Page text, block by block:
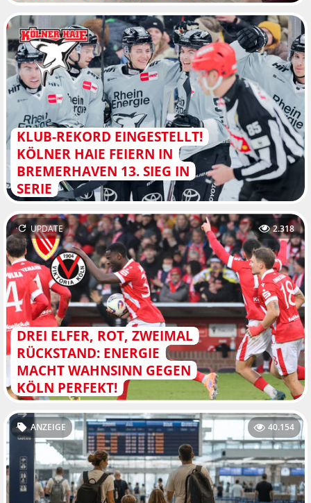
KLUB-REKORD EINGESTELLT!
KÖLNER HAIE FEIERN IN
BREMERHAVEN 13. SIEG IN
SERIE
DREI ELFER, ROT, ZWEIMAL
RÜCKSTAND: ENERGIE
MACHT WAHNSINN GEGEN
KÖLN PERFEKT!
UPDATE 2.318
ANZEIGE 40.154